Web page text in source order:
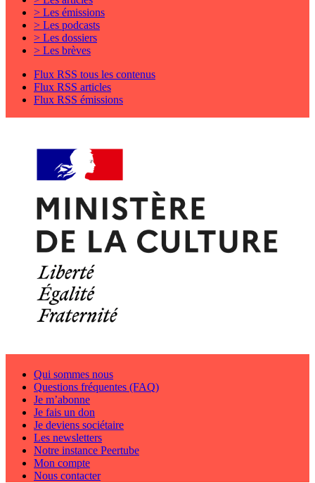
> Les émissions
> Les podcasts
> Les dossiers
> Les brèves
Flux RSS tous les contenus
Flux RSS articles
Flux RSS émissions
Qui sommes nous
Questions fréquentes (FAQ)
Je m’abonne
Je fais un don
Je deviens sociétaire
Les newsletters
Notre instance Peertube
Mon compte
Nous contacter